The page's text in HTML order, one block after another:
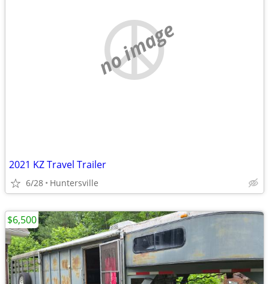
no image
2021 KZ Travel Trailer
6/28 Huntersville
$6,500